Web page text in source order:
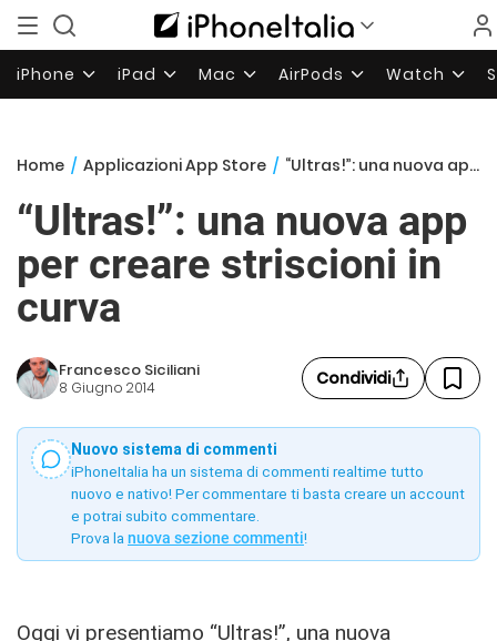
iPhone iPad Mac AirPods Watch
Home / Applicazioni App Store / “Ultras!”: una nuova app per creare striscioni in curva
“Ultras!”: una nuova app
per creare striscioni in
curva
Francesco Siciliani
8 Giugno 2014 Condividi
Nuovo sistema di commenti
iPhoneItalia ha un sistema di commenti realtime tutto
nuovo e nativo! Per commentare ti basta creare un account
e potrai subito commentare.
Prova la nuova sezione commenti!
Oggi vi presentiamo “Ultras!”, una nuova